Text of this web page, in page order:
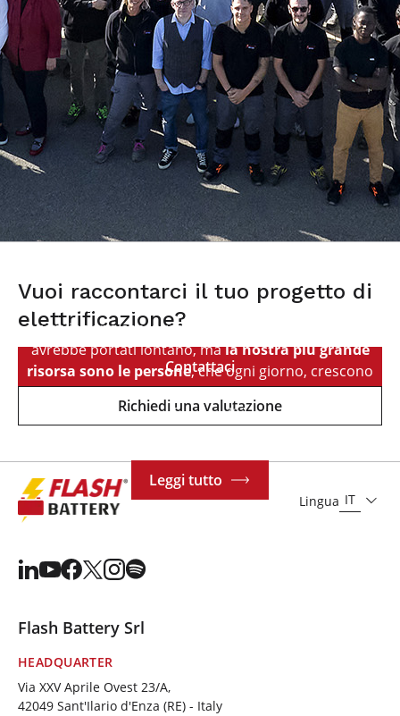
Siamo nati dalla passione per l’elettronica
convinzione che investire in
avrebbe portati lontano, mala nostra più grande
risorsa sono le persone, che ogni giorno, crescono
insieme a noi con competenza, esperienza e
professionalità.
Leggi tutto
Vuoi raccontarci il tuo progetto di
elettrificazione?
Contattaci
Richiedi una valutazione
Lingua IT
Flash Battery Srl
HEADQUARTER
Via XXV Aprile Ovest 23/A,
42049 Sant'Ilario d'Enza (RE) - Italy